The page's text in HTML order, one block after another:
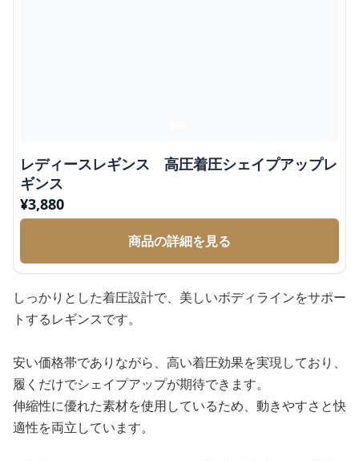
レディースレギンス 高圧着圧シェイプアップレ
ギンス
¥3,880
商品の詳細を見る
しっかりとした着圧設計で、美しいボディラインをサポー
トするレギンスです。
安い価格帯でありながら、高い着圧効果を実現しており、
履くだけでシェイプアップが期待できます。
伸縮性に優れた素材を使用しているため、動きやすさと快
適性を両立しています。